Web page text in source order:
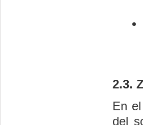
2.3.
En
del